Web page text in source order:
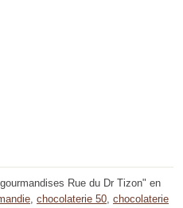
Rue du Dr Tizon" en
chocolaterie 50 chocolaterie